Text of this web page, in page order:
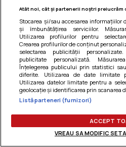
Termeni si conditii|Politica
confidentialitate
Atât noi, cât și partenerii noștri prelucrăm
Stocarea și/sau accesarea informațiilor
și îmbunătățirea serviciilor.
Utilizarea profilurilor pentru
Crearea profilurilor de conținut
selectarea publicității
publicitate personalizată.
Înțelegerea publicului prin statistici
diferite. Utilizarea de date limitate
Utilizarea datelor limitate pentru a
geolocație și identificarea prin scanarea
Listă parteneri (furnizori)
ACCEPT
VREAU SA MODIFIC